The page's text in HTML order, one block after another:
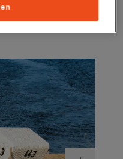
E-Mail: